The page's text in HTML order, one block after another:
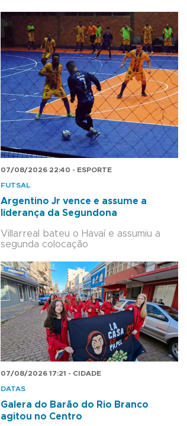
07/08/2026 22:40 - ESPORTE
FUTSAL
Argentino Jr vence e assume a
liderança da Segundona
Villarreal bateu o Havaí e assumiu a
segunda colocação
07/08/2026 17:21 - CIDADE
DATAS
Galera do Barão do Rio Branco
agitou no Centro